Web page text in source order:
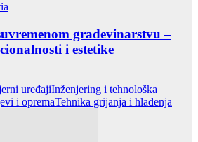
građevinarstvu –
i estetike
uređajiInženjering i tehnološka
i opremaTehnika grijanja i hlađenja